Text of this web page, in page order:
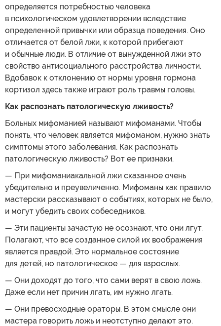
определяется потребностью человека
в психологическом удовлетворении вследствие
определенной привычки или образца поведения. Оно
отличается от белой лжи, к которой прибегают
и обычные люди. В отличие от вынужденной лжи это
свойство антисоциального расстройства личности.
Вдобавок к отклонению от нормы уровня гормона
кортизол здесь также играют роль травмы головы.
Как распознать патологическую лживость?
Больных мифоманией называют мифоманами. Чтобы
понять, что человек является мифоманом, нужно знать
симптомы этого заболевания. Как распознать
патологическую лживость? Вот ее признаки.
— При мифоманиакальной лжи сказанное очень
убедительно и преувеличенно. Мифоманы как правило
мастерски рассказывают о событиях, которых не было,
и могут убедить своих собеседников.
— Эти пациенты зачастую не осознают, что они лгут.
Полагают, что все созданное силой их воображения
является правдой. Это нормальное состояние
для детей, но патологическое — для взрослых.
— Они доходят до того, что сами верят в свою ложь.
Даже если нет причин лгать, им нужно лгать.
— Они превосходные ораторы. В этом смысле они
мастера говорить ложь и неотступно делают это.